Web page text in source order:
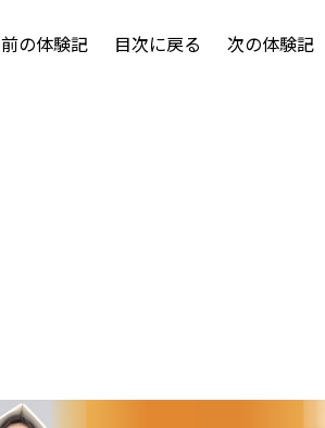
前の体験記 目次に戻る 次の体験記